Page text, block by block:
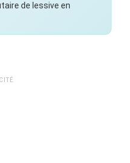
de lessive en